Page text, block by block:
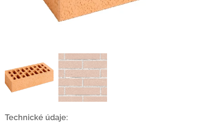
Technické údaje: